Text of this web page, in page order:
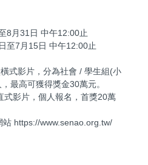
8月31日 中午12:00止
至7月15日 中午12:00止
式影片，分為社會 / 學生組(小
最高可獲得獎金30萬元。
式影片，個人報名，首獎20萬
https://www.senao.org.tw/